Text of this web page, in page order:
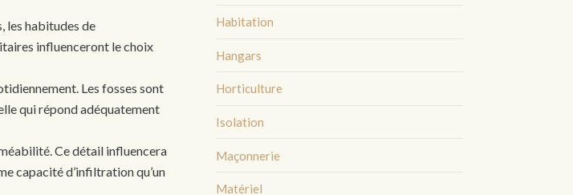
les habitudes de
influenceront le choix
Les fosses sont
qui répond adéquatement
Ce détail influencera
capacité d’infiltration qu’un
Habitation
Hangars
Horticulture
Isolation
Maçonnerie
Matériel